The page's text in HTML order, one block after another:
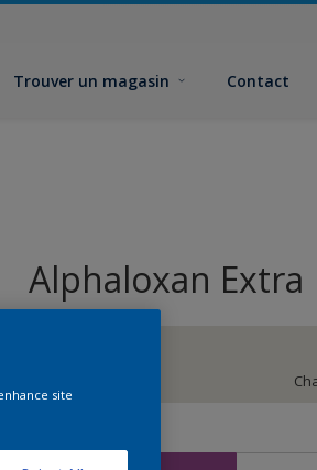
Trouver un magasin Contact
Alphaloxan Extra
site